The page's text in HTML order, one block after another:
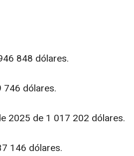
848 dólares.
746 dólares.
2025 de 1 017 202 dólares.
146 dólares.